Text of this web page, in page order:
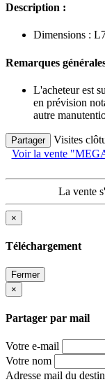
Description :
Dimensions :
Remarques
L'acheteur est
en prévision
autre
Partager Visites
Voir la vente
La vente
×
Téléchargement
Fermer
×
Partager par mail
Votre e-mail
Votre nom
Adresse mail du